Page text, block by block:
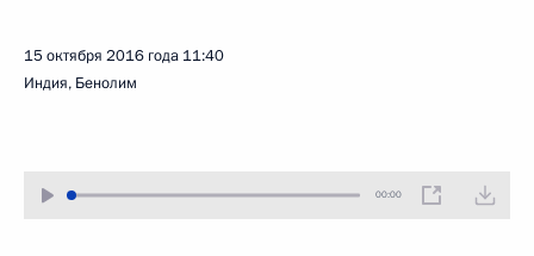
15 октября 2016 года 11:40
Индия, Бенолим
00:00